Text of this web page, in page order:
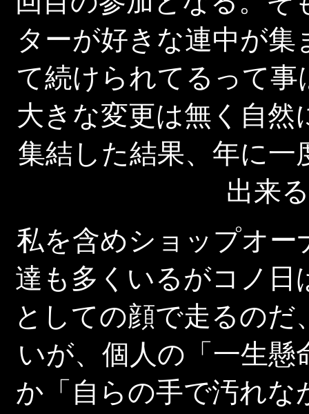
ターが好きな連中が
て続けられてるって
大きな変更は無く自
集結した結果、年に
出来
私を含めショップオー
達も多くいるがコノ日
としての顔で走るの
いが、個人の「一生
か「自らの手で汚れ